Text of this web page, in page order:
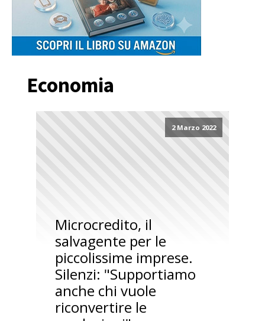
Economia
2 Marzo 2022
Microcredito, il
salvagente per le
piccolissime imprese.
Silenzi: "Supportiamo
anche chi vuole
riconvertire le